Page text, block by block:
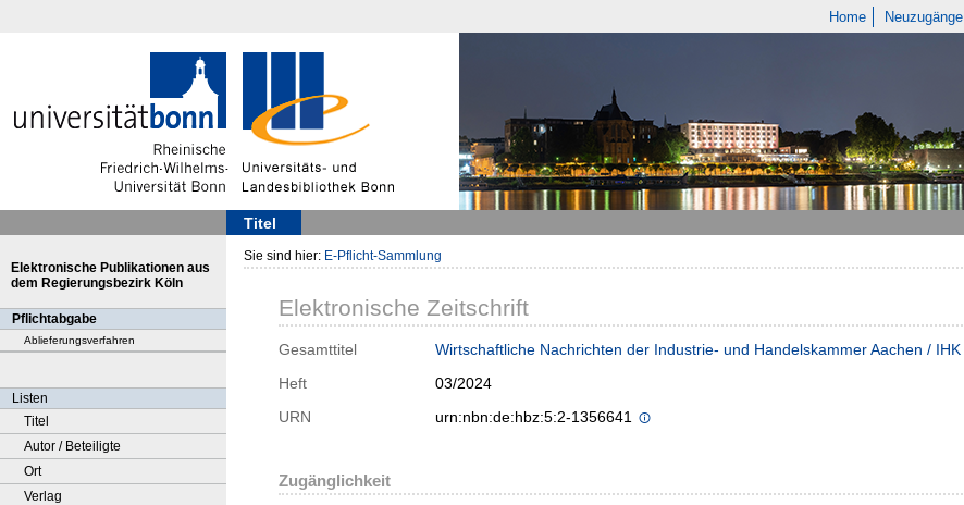
Home Neuzugänge
Titel
Elektronische Publikationen aus
dem Regierungsbezirk Köln
Pflichtabgabe
Ablieferungsverfahren
Listen
Titel
Autor / Beteiligte
Ort
Verlag
Sie sind hier: E-Pflicht-Sammlung
Elektronische Zeitschrift
Gesamttitel
Wirtschaftliche Nachrichten der Industrie- und Handelskammer Aachen / IHK
Heft
03/2024
URN
urn:nbn:de:hbz:5:2-1356641
Zugänglichkeit